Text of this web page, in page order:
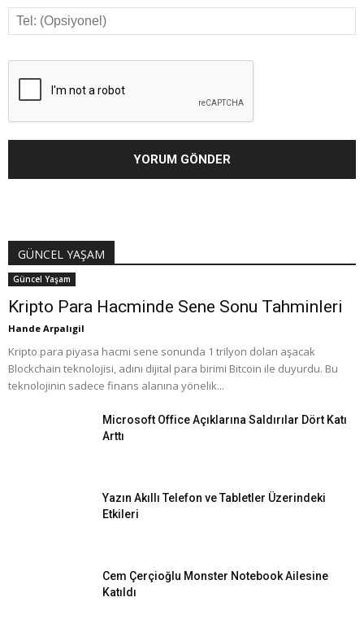
GÜNCEL YAŞAM
Güncel Yaşam
Kripto Para Hacminde Sene Sonu Tahminleri
Hande Arpalıgil
Kripto para piyasa hacmi sene sonunda 1 trilyon doları aşacak
Blockchain teknolojisi, adını dijital para birimi Bitcoin ile duyurdu. Bu
teknolojinin sadece finans alanına yönelik...
Microsoft Office Açıklarına Saldırılar Dört Katı
Arttı
Yazın Akıllı Telefon ve Tabletler Üzerindeki
Etkileri
Cem Çerçioğlu Monster Notebook Ailesine
Katıldı